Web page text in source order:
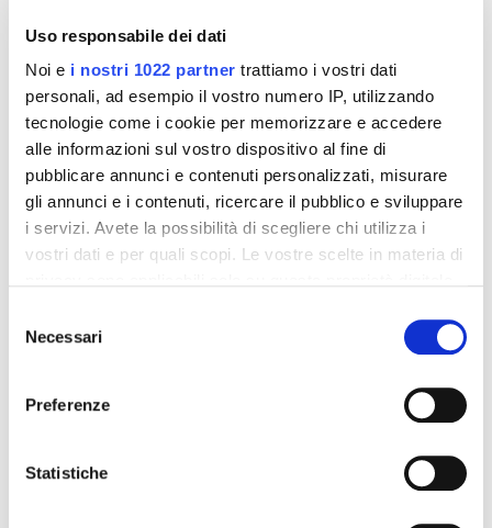
Uso responsabile dei dati
Noi e i nostri 1022 partner trattiamo i vostri dati
personali, ad esempio il vostro numero IP, utilizzando
tecnologie come i cookie per memorizzare e accedere
alle informazioni sul vostro dispositivo al fine di
pubblicare annunci e contenuti personalizzati, misurare
gli annunci e i contenuti, ricercare il pubblico e sviluppare
i servizi. Avete la possibilità di scegliere chi utilizza i
vostri dati e per quali scopi. Le vostre scelte in materia di
modificare o revocare il proprio consenso in qualsiasi
momento dalla Dichiarazione sui cookie o facendo clic
raccogliere informazioni sulla tua posizione
geografica, con un'approssimazione di qualche
delNecessari
Preferenze
Statistiche
bustine
Aggiungi al
55,18 €